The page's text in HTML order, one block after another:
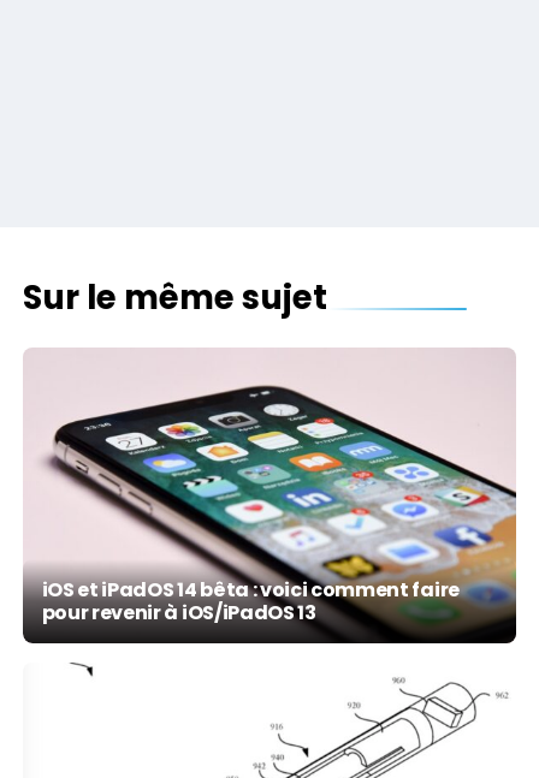
Sur le même sujet
iOS et iPadOS 14 bêta : voici comment faire
pour revenir à iOS/iPadOS 13